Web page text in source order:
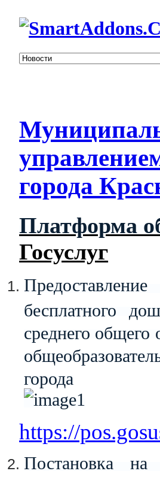
города
Платформа
Госуслуг
бесплатного
среднего общего
города
https://
Постановка на